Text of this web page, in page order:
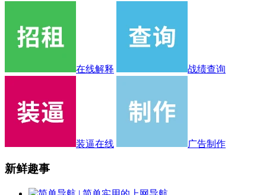
在线解释 战绩查询
装逼在线 广告制作
新鲜趣事